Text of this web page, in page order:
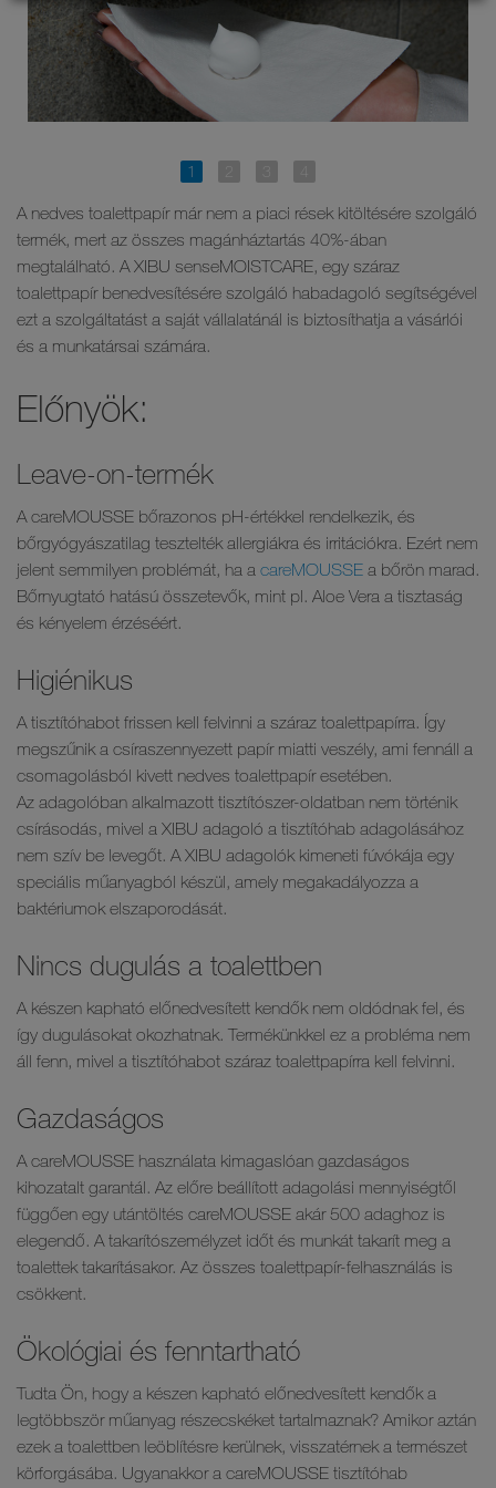
A nedves toalettpapír már nem a piaci rések kitöltésére szolgáló
termék, mert az összes magánháztartás 40%-ában
megtalálható. A XIBU senseMOISTCARE, egy száraz
toalettpapír benedvesítésére szolgáló habadagoló segítségével
ezt a szolgáltatást a saját vállalatánál is biztosíthatja a vásárlói
és a munkatársai számára.
Előnyök:
Leave-on-termék
A careMOUSSE bőrazonos pH-értékkel rendelkezik, és
bőrgyógyászatilag tesztelték allergiákra és irritációkra. Ezért nem
jelent semmilyen problémát, ha a careMOUSSE a bőrön marad.
Bőrnyugtató hatású összetevők, mint pl. Aloe Vera a tisztaság
és kényelem érzéséért.
Higiénikus
A tisztítóhabot frissen kell felvinni a száraz toalettpapírra. Így
megszűnik a csíraszennyezett papír miatti veszély, ami fennáll a
csomagolásból kivett nedves toalettpapír esetében.
Az adagolóban alkalmazott tisztítószer-oldatban nem történik
csírásodás, mivel a XIBU adagoló a tisztítóhab adagolásához
nem szív be levegőt. A XIBU adagolók kimeneti fúvókája egy
speciális műanyagból készül, amely megakadályozza a
baktériumok elszaporodását.
Nincs dugulás a toalettben
A készen kapható előnedvesített kendők nem oldódnak fel, és
így dugulásokat okozhatnak. Termékünkkel ez a probléma nem
áll fenn, mivel a tisztítóhabot száraz toalettpapírra kell felvinni.
Gazdaságos
A careMOUSSE használata kimagaslóan gazdaságos
kihozatalt garantál. Az előre beállított adagolási mennyiségtől
függően egy utántöltés careMOUSSE akár 500 adaghoz is
elegendő. A takarítószemélyzet időt és munkát takarít meg a
toalettek takarításakor. Az összes toalettpapír-felhasználás is
csökkent.
Ökológiai és fenntartható
Tudta Ön, hogy a készen kapható előnedvesített kendők a
legtöbbször műanyag részecskéket tartalmaznak? Amikor aztán
ezek a toalettben leöblítésre kerülnek, visszatérnek a természet
körforgásába. Ugyanakkor a careMOUSSE tisztítóhab